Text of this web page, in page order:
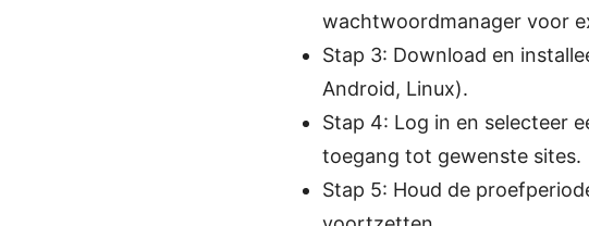
wachtwoordmanager voor
Stap 3: Download en
Android, Linux).
Stap 4: Log in en selecteer
toegang tot gewenste sites.
Stap 5: Houd de